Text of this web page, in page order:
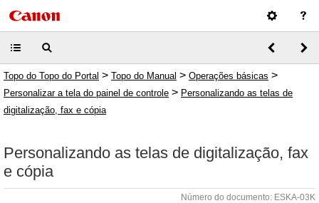
Topo do Topo do Portal > Topo do Manual > Operações básicas >
Personalizar a tela do painel de controle > Personalizando as telas de
digitalização, fax e cópia
Personalizando as telas de digitalização, fax
e cópia
Número do documento: ESKA-03K